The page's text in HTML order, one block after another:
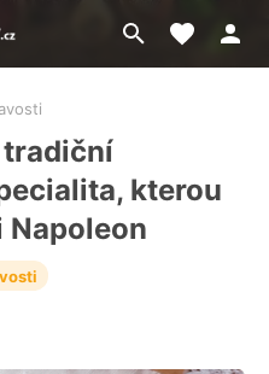
Přejít
na
Moje
kterou
Napoleon